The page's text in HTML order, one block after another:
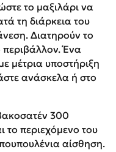
το μαξιλάρι να
τη διάρκεια του
Διατηρούν το
περιβάλλον. Ένα
μέτρια υποστήριξη
ανάσκελα ή στο
300
το περιεχόμενο του
αίσθηση.